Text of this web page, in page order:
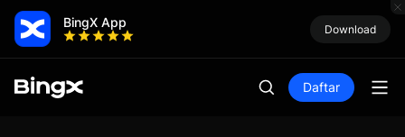
BingX App Download
Daftar